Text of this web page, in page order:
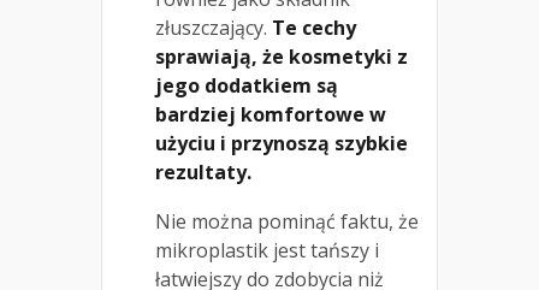
złuszczający. Te cechy
sprawiają, że kosmetyki z
jego dodatkiem są
bardziej komfortowe w
użyciu i przynoszą szybkie
rezultaty.
Nie można pominąć faktu, że
mikroplastik jest tańszy i
łatwiejszy do zdobycia niż